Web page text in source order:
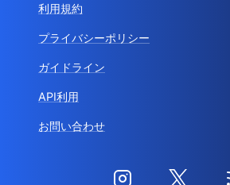
利用規約
プライバシーポリシー
ガイドライン
API利用
お問い合わせ